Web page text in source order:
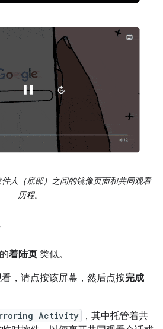
人（底部）之间的镜像页面和共同观看
历程。
着陆页 类似。
，请点按该屏幕，然后点按完成
Activity
，其中托管着共